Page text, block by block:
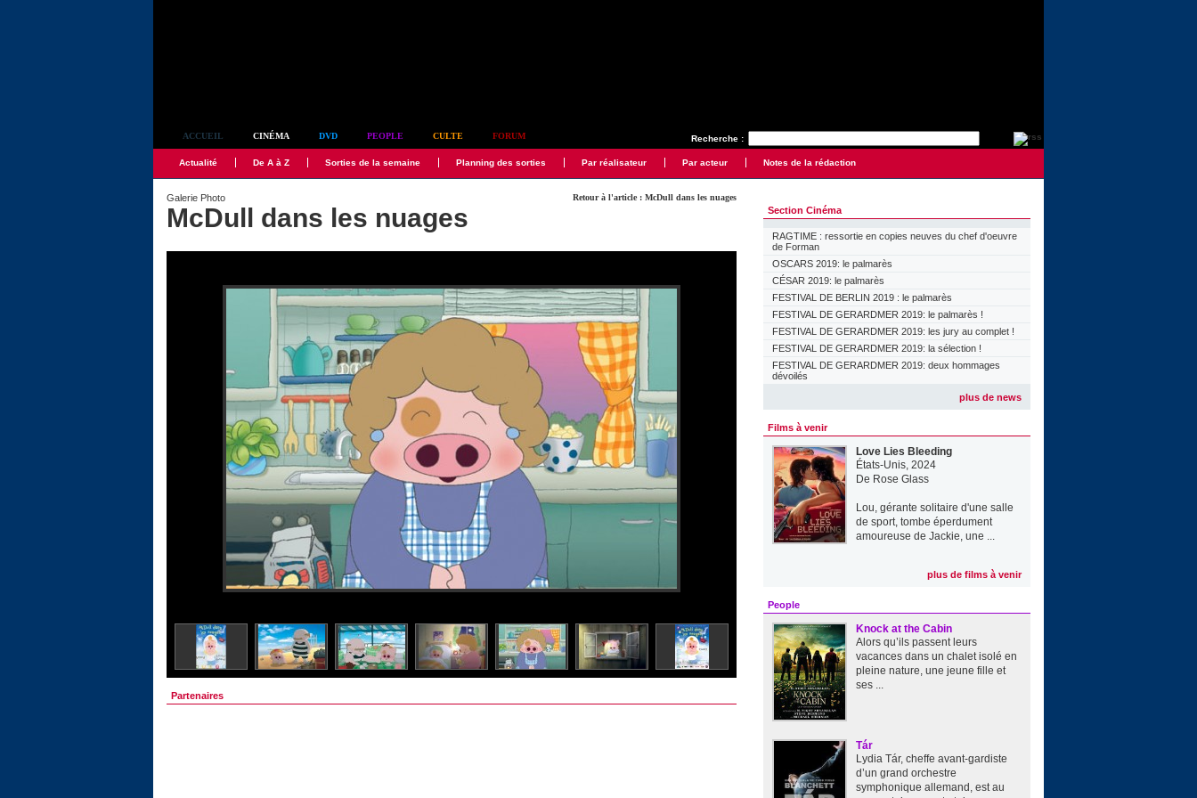
Recherche :
ACCUEIL CINÉMA DVD PEOPLE CULTE FORUM
Actualité De A à Z Sorties de la semaine Planning des sorties Par réalisateur Par acteur Notes de la rédaction
Retour à l'article : McDull dans les nuages
Galerie Photo
McDull dans les nuages
Partenaires
Section Cinéma
RAGTIME : ressortie en copies neuves du chef d'oeuvre
de Forman
OSCARS 2019: le palmarès
CÉSAR 2019: le palmarès
FESTIVAL DE BERLIN 2019 : le palmarès
FESTIVAL DE GERARDMER 2019: le palmarès !
FESTIVAL DE GERARDMER 2019: les jury au complet !
FESTIVAL DE GERARDMER 2019: la sélection !
FESTIVAL DE GERARDMER 2019: deux hommages
dévoilés
plus de news
Films à venir
Love Lies Bleeding
États-Unis, 2024
De Rose Glass
Lou, gérante solitaire d'une salle
de sport, tombe éperdument
amoureuse de Jackie, une ...
plus de films à venir
People
Knock at the Cabin
Alors qu’ils passent leurs
vacances dans un chalet isolé en
pleine nature, une jeune fille et
ses ...
Tár
Lydia Tár, cheffe avant-gardiste
d’un grand orchestre
symphonique allemand, est au